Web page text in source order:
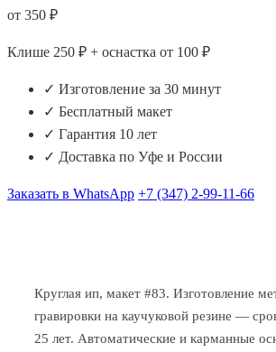
от 350 ₽
Клише 250 ₽ + оснастка от 100 ₽
✓ Изготовление за 30 минут
✓ Бесплатный макет
✓ Гарантия 10 лет
✓ Доставка по Уфе и России
Заказать в WhatsApp +7 (347) 2-99-11-66
Круглая ип, макет #83. Изготовление
гравировки на каучуковой резине —
25 лет. Автоматические и карманные